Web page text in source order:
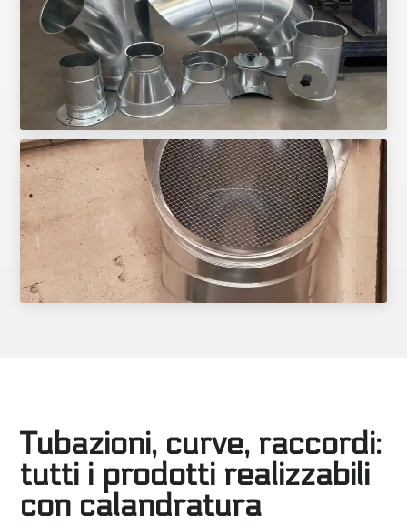
Tubazioni, curve, raccordi:
tutti i prodotti realizzabili
con calandratura